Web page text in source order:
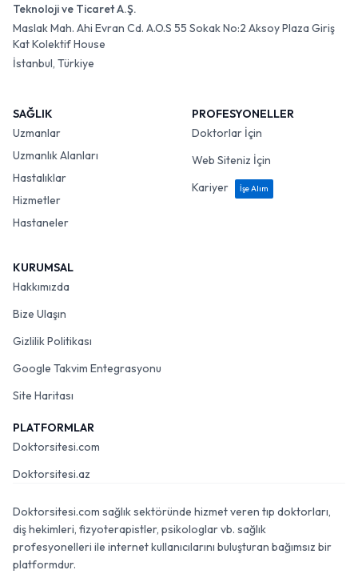
Teknoloji ve Ticaret A.Ş.
Maslak Mah. Ahi Evran Cd. A.O.S 55 Sokak No:2 Aksoy Plaza Giriş
Kat Kolektif House
İstanbul, Türkiye
SAĞLIK
Uzmanlar
Uzmanlık Alanları
Hastalıklar
Hizmetler
Hastaneler
PROFESYONELLER
Doktorlar İçin
Web Siteniz İçin
Kariyer
İşe Alım
KURUMSAL
Hakkımızda
Bize Ulaşın
Gizlilik Politikası
Google Takvim Entegrasyonu
Site Haritası
PLATFORMLAR
Doktorsitesi.com
Doktorsitesi.az
Doktorsitesi.com sağlık sektöründe hizmet veren tıp doktorları,
diş hekimleri, fizyoterapistler, psikologlar vb. sağlık
profesyonelleri ile internet kullanıcılarını buluşturan bağımsız bir
platformdur.